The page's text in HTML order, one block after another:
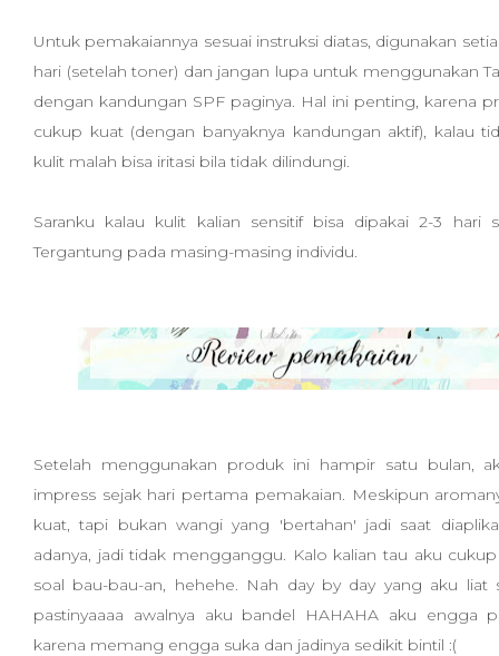
Untuk pemakaiannya sesuai instruksi diatas, digunakan
hari (setelah toner) dan jangan lupa untuk menggunakan
dengan kandungan SPF paginya. Hal ini penting, karena
cukup kuat (dengan banyaknya kandungan aktif), kalau
kulit malah bisa iritasi bila tidak dilindungi.
Saranku kalau kulit kalian sensitif bisa dipakai 2-3 hari
Tergantung pada masing-masing individu.
Setelah menggunakan produk ini hampir satu bulan,
impress sejak hari pertama pemakaian. Meskipun
kuat, tapi bukan wangi yang 'bertahan' jadi saat
adanya, jadi tidak mengganggu. Kalo kalian tau aku
soal bau-bau-an, hehehe. Nah day by day yang aku liat
pastinyaaaa awalnya aku bandel HAHAHA aku engga
karena memang engga suka dan jadinya sedikit bintil :(